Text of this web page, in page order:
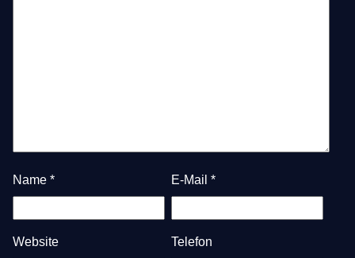
Name * E-Mail *
Website Telefon